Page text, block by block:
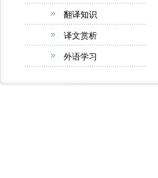
翻译知识
译文赏析
外语学习